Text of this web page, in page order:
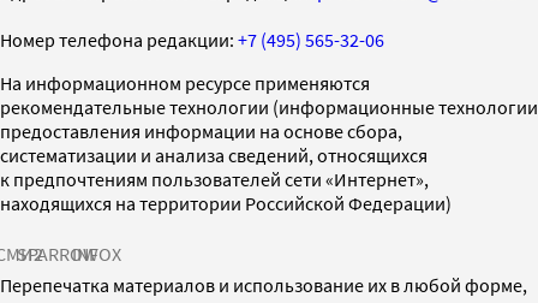
Номер телефона редакции: +7 (495) 565-32-06
На информационном ресурсе применяются
рекомендательные технологии (информационные технологии
предоставления информации на основе сбора,
систематизации и анализа сведений, относящихся
к предпочтениям пользователей сети «Интернет»,
находящихся на территории Российской Федерации)
SPARROWINFOX
Перепечатка материалов и использование их в любой форме,